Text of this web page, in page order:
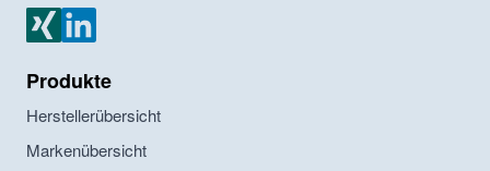
MZ Analysentechnik Xing
MZ Analysentechnik LinkedIn
Produkte
Herstellerübersicht
Markenübersicht